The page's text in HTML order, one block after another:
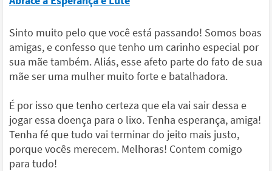
Sinto muito pelo que você está passando! Somos boas
amigas, e confesso que tenho um carinho especial por
sua mãe também. Aliás, esse afeto parte do fato de sua
mãe ser uma mulher muito forte e batalhadora.
É por isso que tenho certeza que ela vai sair dessa e
jogar essa doença para o lixo. Tenha esperança, amiga!
Tenha fé que tudo vai terminar do jeito mais justo,
porque vocês merecem. Melhoras! Contem comigo
para tudo!